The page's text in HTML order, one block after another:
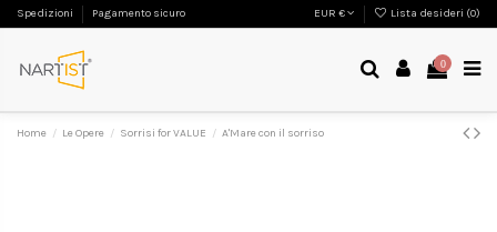
Spedizioni Pagamento sicuro EUR € Lista desideri (0)
0
Home Le Opere Sorrisi for VALUE A'Mare con il sorriso